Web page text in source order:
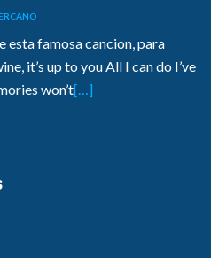
esta famosa cancion, para
it’s up to you All I can do I’ve
won’t[…]